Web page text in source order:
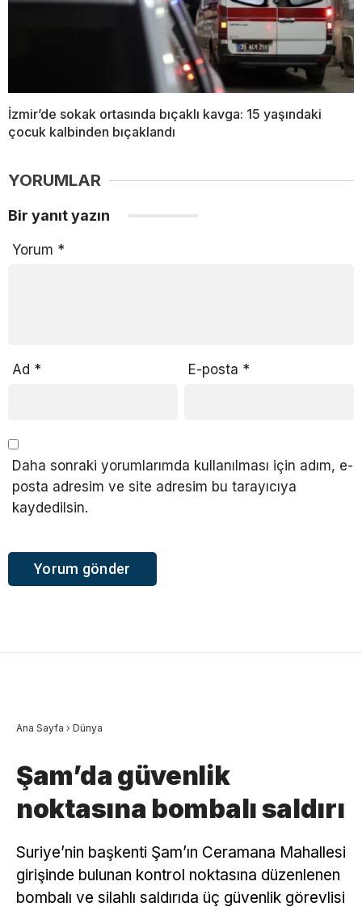
İzmir’de sokak ortasında bıçaklı kavga: 15 yaşındaki
çocuk kalbinden bıçaklandı
YORUMLAR
Bir yanıt yazın
Yorum *
Ad * E-posta *
Daha sonraki yorumlarımda kullanılması için adım, e-
posta adresim ve site adresim bu tarayıcıya
kaydedilsin.
Ana Sayfa › Dünya
Şam’da güvenlik
noktasına bombalı saldırı
Suriye’nin başkenti Şam’ın Ceramana Mahallesi
girişinde bulunan kontrol noktasına düzenlenen
bombalı ve silahlı saldırıda üç güvenlik görevlisi